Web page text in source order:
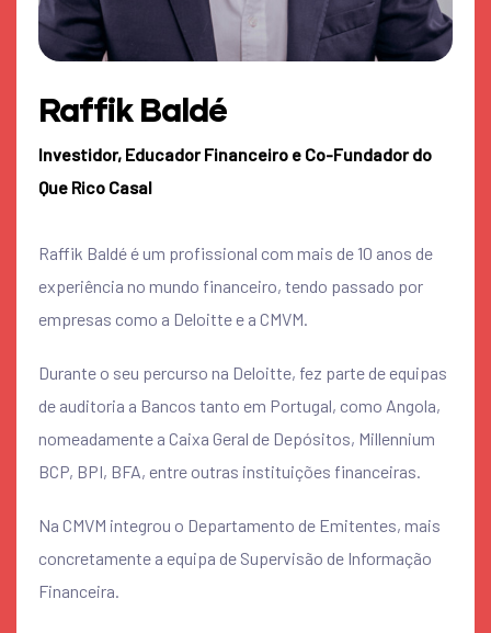
Raffik Baldé
Investidor, Educador Financeiro e Co-Fundador do
Que Rico Casal
Raffik Baldé é um profissional com mais de 10 anos de
experiência no mundo financeiro, tendo passado por
empresas como a Deloitte e a CMVM.
Durante o seu percurso na Deloitte, fez parte de equipas
de auditoria a Bancos tanto em Portugal, como Angola,
nomeadamente a Caixa Geral de Depósitos, Millennium
BCP, BPI, BFA, entre outras instituições financeiras.
Na CMVM integrou o Departamento de Emitentes, mais
concretamente a equipa de Supervisão de Informação
Financeira.